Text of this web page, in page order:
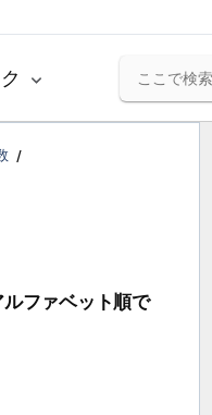
ファベット順で